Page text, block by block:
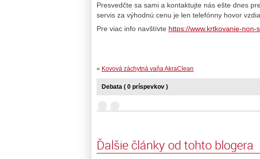
Presvedčte sa sami a kontaktujte nás ešte dnes
servis za výhodnú cenu je len telefónny hovor
Pre viac info navštívte https://www.krtkovanie-non-
« Kovová záchytná vaňa AkraClean
Debata ( 0 príspevkov )
Ďalšie články od tohto blogera